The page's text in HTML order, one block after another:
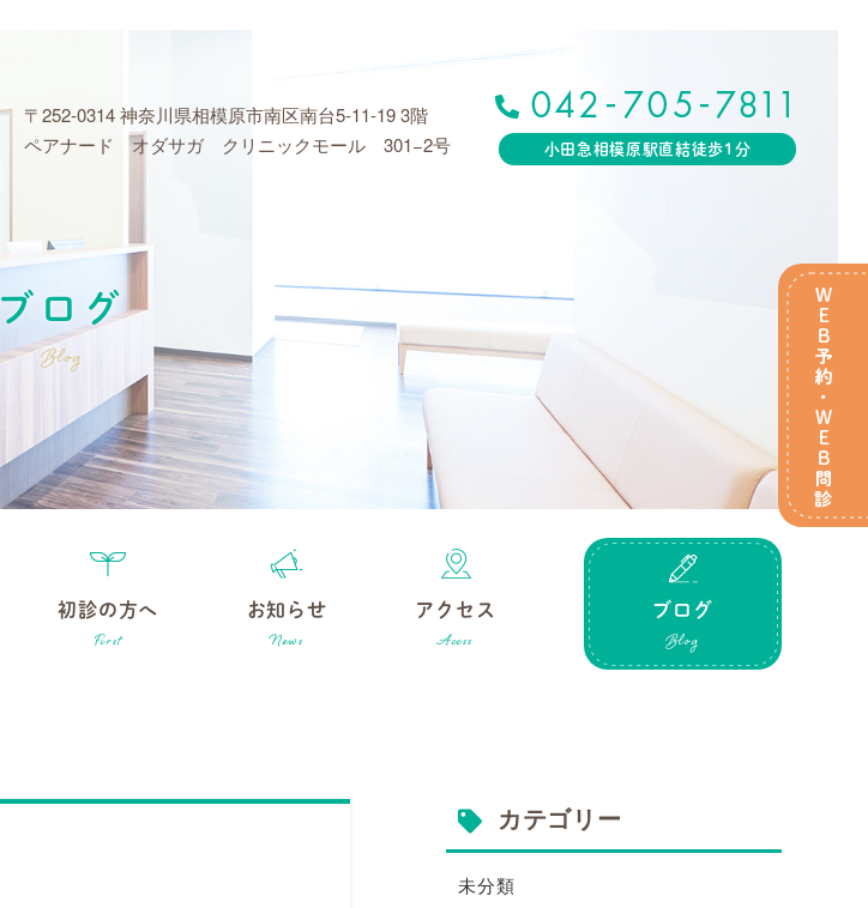
〒252-0314 神奈川県相模原市南区南台5-11-19 3階
ペアナード オダサガ クリニックモール 301−2号
小田急相模原駅直結徒歩1分
ブログ
Blog
初診の方へ お知らせ アクセス ブログ
カテゴリー
未分類